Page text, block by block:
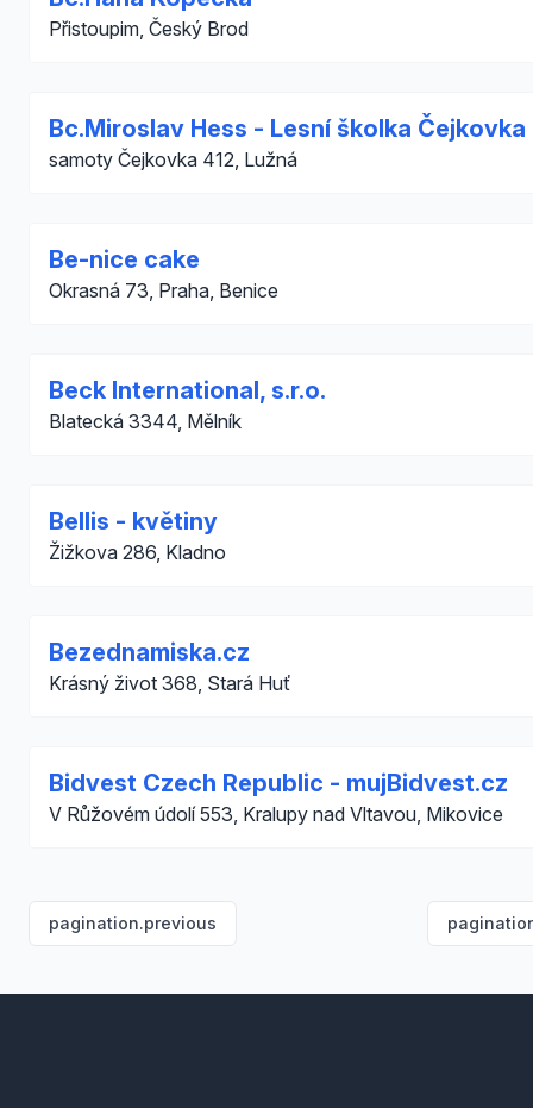
Přistoupim, Český Brod
Bc.Miroslav Hess - Lesní školka Čejkovka
samoty Čejkovka 412, Lužná
Be-nice cake
Okrasná 73, Praha, Benice
Beck International, s.r.o.
Blatecká 3344, Mělník
Bellis - květiny
Žižkova 286, Kladno
Bezednamiska.cz
Krásný život 368, Stará Huť
Bidvest Czech Republic - mujBidvest.cz
V Růžovém údolí 553, Kralupy nad Vltavou, Mikovice
pagination.previous